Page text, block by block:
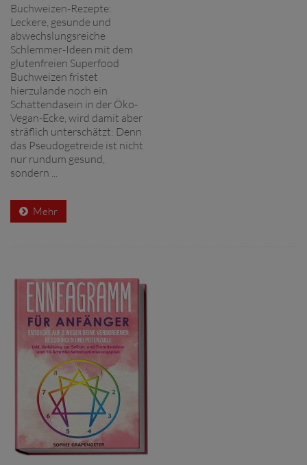
Buchweizen-Rezepte:
Leckere, gesunde und
abwechslungsreiche
Schlemmer-Ideen mit dem
glutenfreien Superfood
Buchweizen fristet
hierzulande noch ein
Schattendasein in der Öko-
Vegan-Ecke, wird damit aber
sträflich unterschätzt: Denn
das Pseudogetreide ist nicht
nur rundum gesund,
sondern ...
Mehr